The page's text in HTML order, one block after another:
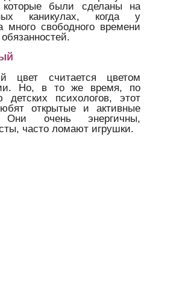
которые были сделаны на
каникулах, когда у
много свободного времени
цвет считается цветом
Но, в то же время, по
детских психологов, этот
открытые и активные
Они очень энергичны,
часто ломают игрушки.